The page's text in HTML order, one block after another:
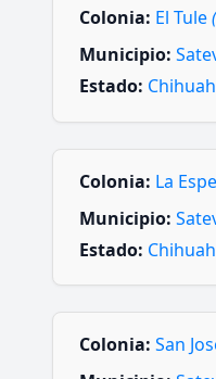
Colonia: El Tule
Municipio:
Estado:
Colonia: La
Municipio:
Estado:
Colonia: San